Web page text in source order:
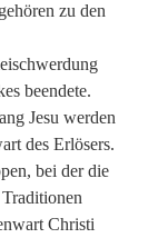
zu den
beendete.
Jesu werden
des Erlösers.
bei der die
Christi